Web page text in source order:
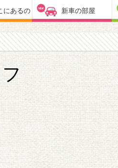
にあるの 新車の部屋